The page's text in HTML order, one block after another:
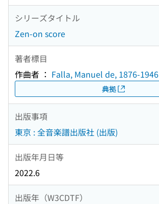
シリーズタイトル
Zen-on score
著者標目
作曲者 ： Falla, Manuel de, 1876-1946
典拠
出版事項
東京 : 全音楽譜出版社 (出版)
出版年月日等
2022.6
出版年（W3CDTF）